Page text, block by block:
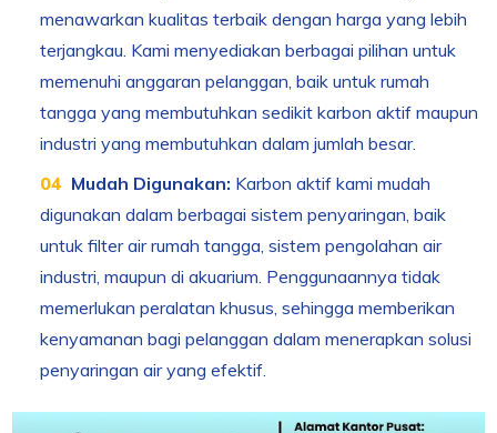
menawarkan kualitas terbaik dengan harga yang lebih
terjangkau. Kami menyediakan berbagai pilihan untuk
memenuhi anggaran pelanggan, baik untuk rumah
tangga yang membutuhkan sedikit karbon aktif maupun
industri yang membutuhkan dalam jumlah besar.
Mudah Digunakan: Karbon aktif kami mudah
digunakan dalam berbagai sistem penyaringan, baik
untuk filter air rumah tangga, sistem pengolahan air
industri, maupun di akuarium. Penggunaannya tidak
memerlukan peralatan khusus, sehingga memberikan
kenyamanan bagi pelanggan dalam menerapkan solusi
penyaringan air yang efektif.